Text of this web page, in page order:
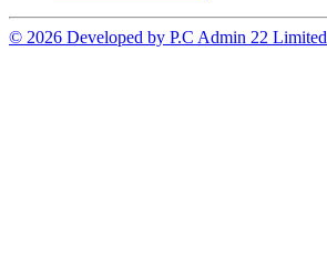
© 2026 Developed by P.C Admin 22 Limited